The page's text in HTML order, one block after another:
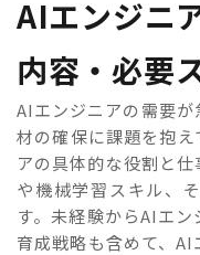
AIエンジニ
内容・必要
AIエンジニアの需要
材の確保に課題を抱
アの具体的な役割と
や機械学習スキル、
す。未経験からAIエ
育成戦略も含めて、